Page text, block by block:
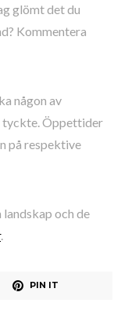
glömt det du
Kommentera
någon av
tyckte. Öppettider
på respektive
landskap och de
.
PIN IT